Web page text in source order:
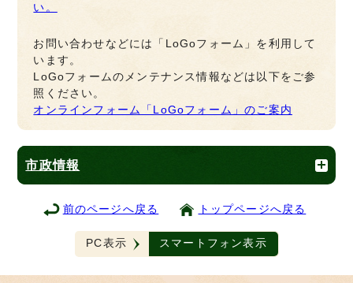
い。
お問い合わせなどには「LoGoフォーム」を利用して
います。
LoGoフォームのメンテナンス情報などは以下をご参
照ください。
オンラインフォーム「LoGoフォーム」のご案内
市政情報
前のページへ戻る トップページへ戻る
PC表示 スマートフォン表示